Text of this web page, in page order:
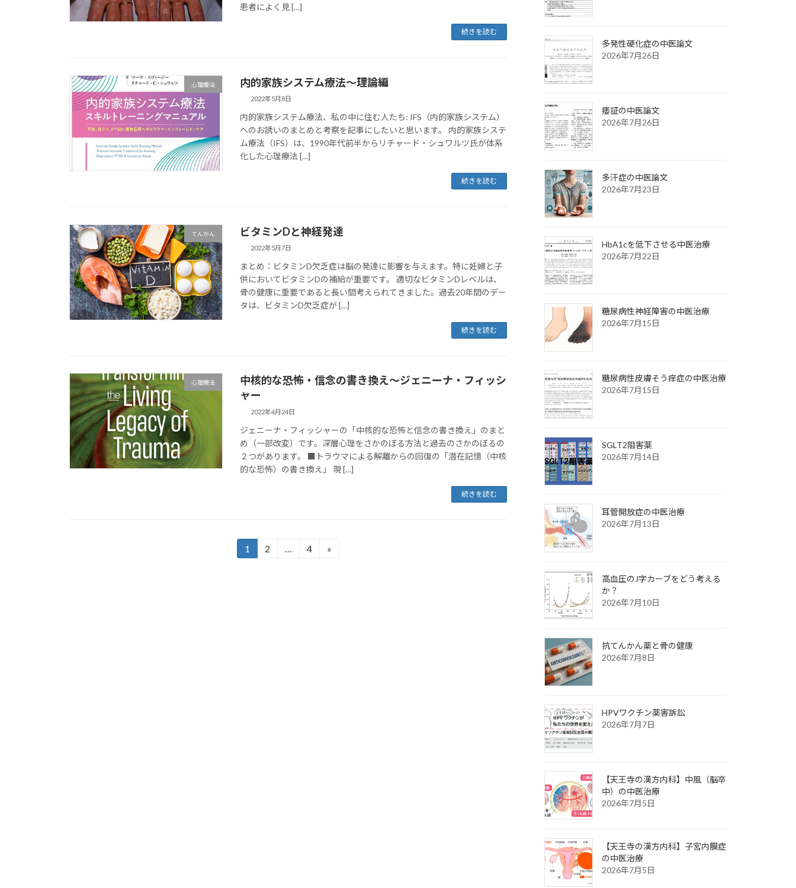
患者によく見 […]
続きを読む
心理療法 内的家族システム療法〜理論編
2022年5月8日
内的家族システム療法、私の中に住む人たち: IFS（内的家族システム）
へのお誘いのまとめと考察を記事にしたいと思います。 内的家族システ
ム療法（IFS）は、1990年代前半からリチャード・シュワルツ氏が体系
化した心理療法 […]
続きを読む
てんかん ビタミンDと神経発達
2022年5月7日
まとめ：ビタミンD欠乏症は脳の発達に影響を与えます。特に妊婦と子
供においてビタミンDの補給が重要です。 適切なビタミンDレベルは、
骨の健康に重要であると長い間考えられてきました。過去20年間のデー
タは、ビタミンD欠乏症が […]
続きを読む
心理療法
中核的な恐怖・信念の書き換え〜ジェニーナ・フィッシ
ャー
2022年4月24日
ジェニーナ・フィッシャーの「中核的な恐怖と信念の書き換え」のまと
め（一部改変）です。深層心理をさかのぼる方法と過去のさかのぼるの
２つがあります。 ■トラウマによる解離からの回復の「潜在記憶（中核
的な恐怖）の書き換え」 現 […]
続きを読む
固
1
固
2 …
固
4 »
多発性硬化症の中医論文
2026年7月26日
痿証の中医論文
2026年7月26日
多汗症の中医論文
2026年7月23日
HbA1cを低下させる中医治療
2026年7月22日
糖尿病性神経障害の中医治療
2026年7月15日
糖尿病性皮膚そう痒症の中医治療
2026年7月15日
SGLT2阻害薬
2026年7月14日
耳管開放症の中医治療
2026年7月13日
高血圧のJ字カーブをどう考える
か？
2026年7月10日
抗てんかん薬と骨の健康
2026年7月8日
HPVワクチン薬害訴訟
2026年7月7日
【天王寺の漢方内科】中風（脳卒
中）の中医治療
2026年7月5日
【天王寺の漢方内科】子宮内膜症
の中医治療
2026年7月5日